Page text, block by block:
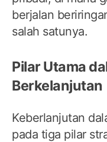
berjalan
salah satunya.
Pilar Utama
Berkelanjutan
Keberlanjutan
pada tiga pilar